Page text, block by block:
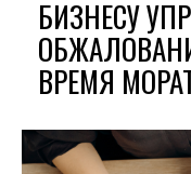
БИЗНЕСУ
ВРЕМЯ